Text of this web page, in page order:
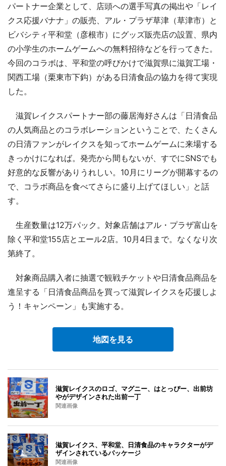
パートナー企業として、店頭への選手写真の掲出や「レイ
クス応援バナナ」の販売、アル・プラザ草津（草津市）と
ビバシティ平和堂（彦根市）にグッズ販売店の設置、県内
の小学生のホームゲームへの無料招待などを行ってきた。
今回のコラボは、平和堂の呼びかけで滋賀県に滋賀工場・
関西工場（栗東市下鈎）がある日清食品の協力を得て実現
した。
滋賀レイクスパートナー部の藤居海好さんは「日清食品
の人気商品とのコラボレーションということで、たくさん
の日清ファンがレイクスを知ってホームゲームに来場する
きっかけになれば。発売から間もないが、すでにSNSでも
好意的な反響がありうれしい。10月にリーグが開幕するの
で、コラボ商品を食べてさらに盛り上げてほしい」と話
す。
生産数量は12万パック。対象店舗はアル・プラザ富山を
除く平和堂155店とエール2店。10月4日まで。なくなり次
第終了。
対象商品購入者に抽選で観戦チケットや日清食品商品を
進呈する「日清食品商品を買って滋賀レイクスを応援しよ
う！キャンペーン」も実施する。
地図を見る
滋賀レイクスのロゴ、マグニー、はとっぴー、出前坊
やがデザインされた出前一丁
関連画像
滋賀レイクス、平和堂、日清食品のキャラクターがデ
ザインされているパッケージ
関連画像